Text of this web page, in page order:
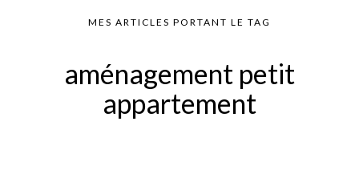
MES ARTICLES PORTANT LE TAG
aménagement petit
appartement